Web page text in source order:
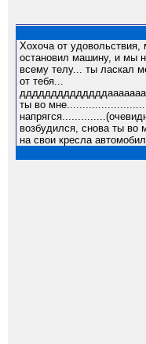
Хохоча от
остановил машину, и мы
всему телу... ты ласкал
от тебя...
ты во
возбудился, снова ты
на свои кресла